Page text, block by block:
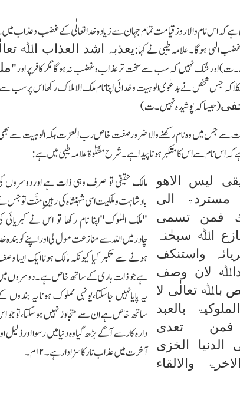
ہے کہ اس نام والا روز قیامت تمام جہان سے زیادہ خدا تعالٰی کے غضب وعذاب
ہوگا۔ علامہ طیبی نے کہا:یعذبہ اشد العذاب اﷲ
اور شك نہیں کہ سب سے سخت تر عذاب وغضب نہ ہوگا مگرکافرپر اور"
کہ جس شخص نے بد عوٰی الوہیت و خدائی اپنا نام ملك الاملاك رکھا اس
(جیسا کہ پوشیدہ نہیں۔ت)
سے جس میں وہ نام رکھنے والا ضرور صفت خاص رب العزت بلکہ الوہیت سے بھی
کہ اس نام سے ا س کا متکبر ہونا پیدا ہے۔ شرح مشکوٰۃ علامہ طیبی میں ہے:
لیس الاھو
مستردۃ الی
فمن تسمی
اﷲ سبحٰنہ
واستنکف
لان وصف
باﷲ تعالٰی لا
بالعبد
فمن تعدی
الدنیا الخزی
والالقاء
مالك حقیقی تو صرف وہی ذات ہے اوردوسروں
بادشاہت وملکیت اسی شہنشاہ کی رہینِ منَّت تو جس
"ملك الملوک"اپنا نام رکھا تو اس نے کبریائی
چادرمیں اﷲ سے منازعت مول لی اوراپنے کو بندہ
ہونے سے تکبر کیا کیونکہ مالك ہونا ایك ایسا
ہے جو ذات باری کے ساتھ خاص ہے۔دوسروں
یہ پایانہیں جاسکتا،یونہی مملوك ہونا یہ بندوں
ساتھ خاص ہے ان سے متجاوز نہیں ہوسکتا،تو جو
دارہ کار سے آگے بڑھ گیا وہ دنیا میں رسو ا اور ذلیل
آخرت میں عذاب نار کا سزاوار ہے۔۱۲م۔